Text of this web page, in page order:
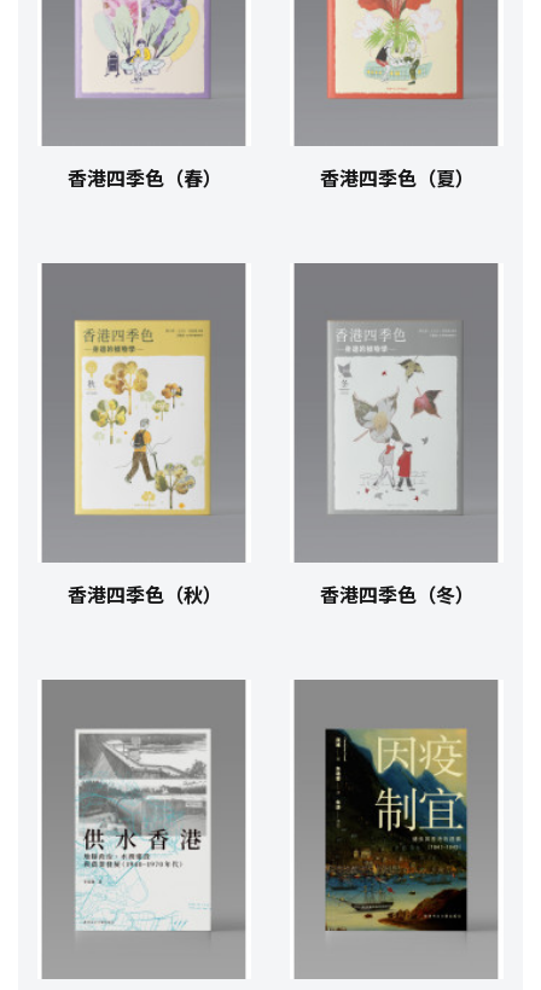
香港四季色（春） 香港四季色（夏）
香港四季色（秋） 香港四季色（冬）